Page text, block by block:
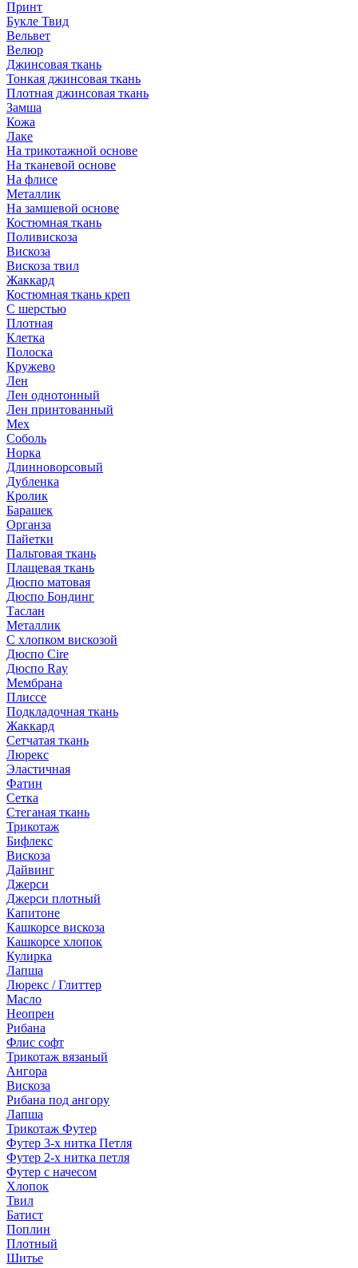
Принт
Букле Твид
Вельвет
Велюр
Джинсовая ткань
Тонкая джинсовая ткань
Плотная джинсовая ткань
Замша
Кожа
Лаке
На трикотажной основе
На тканевой основе
На флисе
Металлик
На замшевой основе
Костюмная ткань
Поливискоза
Вискоза
Вискоза твил
Жаккард
Костюмная ткань креп
С шерстью
Плотная
Клетка
Полоска
Кружево
Лен
Лен однотонный
Лен принтованный
Мех
Соболь
Норка
Длинноворсовый
Дубленка
Кролик
Барашек
Органза
Пайетки
Пальтовая ткань
Плащевая ткань
Дюспо матовая
Дюспо Бондинг
Таслан
Металлик
С хлопком вискозой
Дюспо Cire
Дюспо Ray
Мембрана
Плиссе
Подкладочная ткань
Жаккард
Сетчатая ткань
Люрекс
Эластичная
Фатин
Сетка
Стеганая ткань
Трикотаж
Бифлекс
Вискоза
Дайвинг
Джерси
Джерси плотный
Капитоне
Кашкорсе вискоза
Кашкорсе хлопок
Кулирка
Лапша
Люрекс / Глиттер
Масло
Неопрен
Рибана
Флис софт
Трикотаж вязаный
Ангора
Вискоза
Рибана под ангору
Лапша
Трикотаж Футер
Футер 3-х нитка Петля
Футер 2-х нитка петля
Футер с начесом
Хлопок
Твил
Батист
Поплин
Плотный
Шитье